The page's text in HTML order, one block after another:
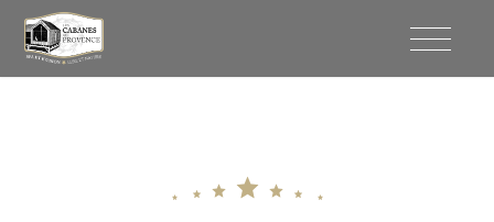
contenuto